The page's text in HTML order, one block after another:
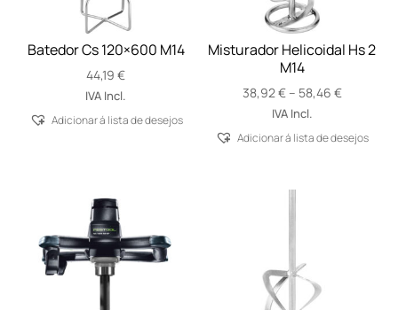
Batedor Cs 120×600 M14
44,19€
IVA Incl.
Adicionar á lista de desejos
Misturador Helicoidal Hs 2
M14
38,92€ – 58,46 €Price
through
IVA Incl.
Adicionar á lista de desejos